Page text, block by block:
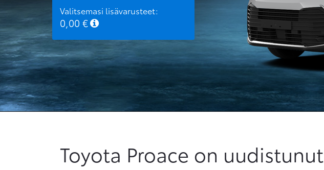
Valitsemasi lisävarusteet:
0,00 €
Toyota Proace on uudistunut